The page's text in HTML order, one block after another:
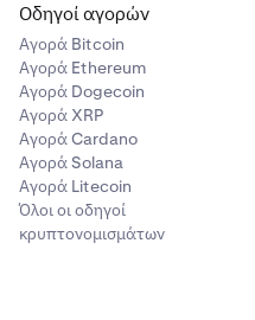
Οδηγοί αγορών
Αγορά Bitcoin
Αγορά Ethereum
Αγορά Dogecoin
Αγορά XRP
Αγορά Cardano
Αγορά Solana
Αγορά Litecoin
Όλοι οι οδηγοί
κρυπτονομισμάτων